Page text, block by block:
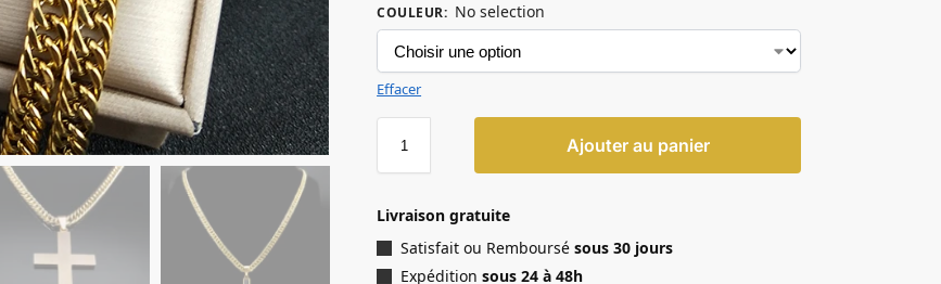
COULEUR: No selection
Effacer
Ajouter au panier
Livraison gratuite
Satisfait ou Remboursésous 30 jours
Expédition sous 24 à 48h